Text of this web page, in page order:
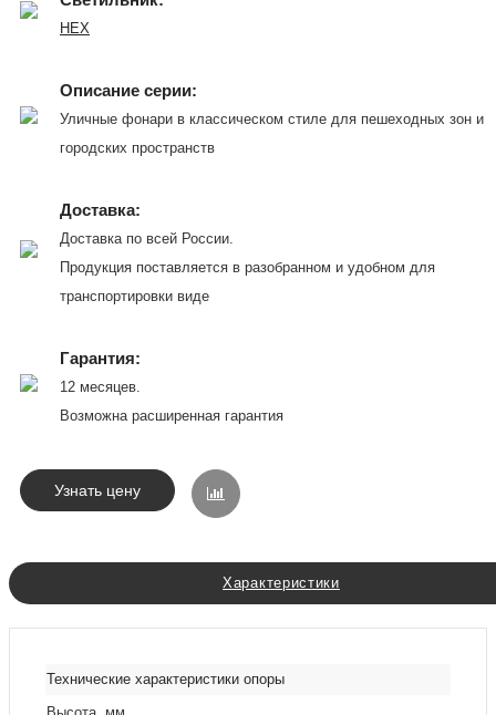
HEX
Описание серии:
Уличные фонари в классическом стиле для пешеходных зон и
городских пространств
Доставка:
Доставка по всей России.
Продукция поставляется в разобранном и удобном для
транспортировки виде
Гарантия:
12 месяцев.
Возможна расширенная гарантия
Узнать цену
Характеристики
Технические характеристики опоры